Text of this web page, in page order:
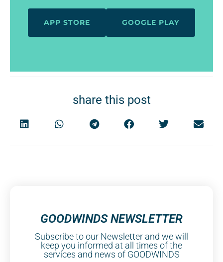
APP STORE GOOGLE PLAY
share this post
GOODWINDS NEWSLETTER
Subscribe to our Newsletter and we will
keep you informed at all times of the
services and news of GOODWINDS